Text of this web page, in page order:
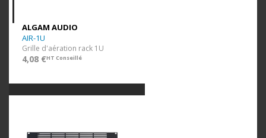
ALGAM AUDIO
AIR-1U
Grille d'aération rack 1U
4,08 €HT Conseillé